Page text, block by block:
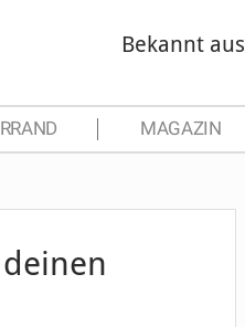
Bekannt aus
MAGAZIN